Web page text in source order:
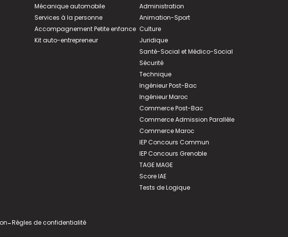
Mécanique automobile
Services à la personne
Accompagnement Petite enfance
Kit auto-entrepreneur
Administration
Animation-Sport
Culture
Juridique
Santé-Social et Médico-Social
Sécurité
Technique
Ingénieur Post-Bac
Ingénieur Maroc
Commerce Post-Bac
Commerce Admission Parallèle
Commerce Maroc
IEP Concours Commun
IEP Concours Grenoble
TAGE MAGE
Score IAE
Tests de Logique
-Règles de confidentialité